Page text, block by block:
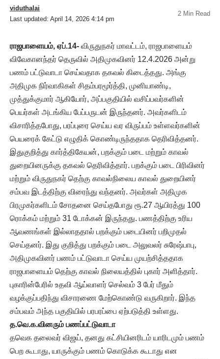
Last updated: April 14, 2026 4:14 pm
viduthalai
2 Min Read
ராஜபாளையம், ஏப்.14- விருதுநகர் மாவட்டம், ராஜபாளையம்
விவேகானந்தர் தெருவில் அதிமுகவினர் 12.4.2026 அன்று
பணம் பட்டுவாடா செய்வதாக தகவல் கிடைத்தது. அங்கு
அதிமுக நிர்வாகிகள் சிதம்பரமூர்த்தி, முனியாண்டி,
முத்துக்குமார் ஆகியோர், அப்பகுதியில் வசிப்பவர்களின்
பெயர்கள் அடங்கிய பேப்பருடன் இருந்தனர். அவர்களிடம்
விசாரித்தபோது, பரப்புரை செய்ய வர விருப்பம் உள்ளவர்களின்
பெயரைக் கேட்டு எழுதிக் கொண்டிருந்ததாக தெரிவித்தனர்.
இதுகுறித்து கார்த்திகேயன், பறக்கும் படை மற்றும் காவல்
துறையினருக்கு தகவல் தெரிவித்தார். பறக்கும் படை பிரிவினர்
மற்றும் விருதுநகர் தெற்கு காவல்நிலைய காவல் துறையினர்
சம்பவ இடத்திற்கு விரைந்து வந்தனர். அவர்கள் அதிமுக
பிரமுகர்களிடம் சோதனை செய்தபோது ரூ.27 ஆயிரத்து 100
ரொக்கம் மற்றும் 31 டோக்கன் இருந்தது. பணத்திற்கு உரிய
ஆவணங்கள் இல்லாததால் பறக்கும் படையினர் பறிமுதல்
செய்தனர். இது குறித்து பறக்கும் படை அலுவலர் சுரேஷ்பாபு,
அதிமுகவினர் பணம் பட்டுவாடா செய்ய முயற்சித்ததாக
ராஜபாளையம் தெற்கு காவல் நிலையத்தில் புகார் அளித்தார்.
புகாரின்பேரில் உதவி ஆய்வாளர் செல்வம் 3 பேர் மீதும்
வழக்குப்பதிந்து விசாரணை மேற்கொண்டு வருகிறார். இந்த
சம்பவம் அந்த பகுதியில் பரபரப்பை ஏற்படுத்தி உள்ளது.
த.வெ.க.வினரும் பணப்பட்டுவாடா
தவெக தலைவர் விஜய், தனது கட்சியினரிடம் யாரிடமும் பணம்
பெற கூடாது, யாருக்கும் பணம் கொடுக்க கூடாது என